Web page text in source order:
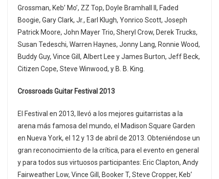
Grossman, Keb’ Mo’, ZZ Top, Doyle Bramhall II, Faded
Boogie, Gary Clark, Jr., Earl Klugh, Yonrico Scott, Joseph
Patrick Moore, John Mayer Trio, Sheryl Crow, Derek Trucks,
Susan Tedeschi, Warren Haynes, Jonny Lang, Ronnie Wood,
Buddy Guy, Vince Gill, Albert Lee y James Burton, Jeff Beck,
Citizen Cope, Steve Winwood, y B. B. King.
Crossroads Guitar Festival 2013
El Festival en 2013, llevó a los mejores guitarristas a la
arena más famosa del mundo, el Madison Square Garden
en Nueva York, el 12 y 13 de abril de 2013. Obteniéndose un
gran reconocimiento de la crítica, para el evento en general
y para todos sus virtuosos participantes: Eric Clapton, Andy
Fairweather Low, Vince Gill, Booker T, Steve Cropper, Keb’